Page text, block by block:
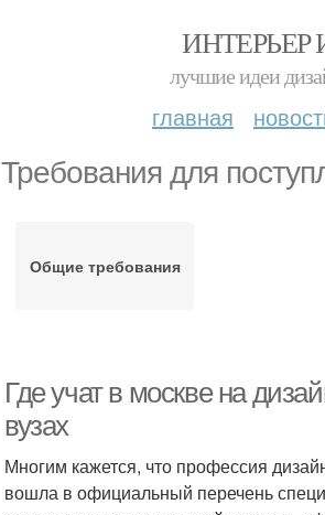
ИНТЕРЬЕР
лучшие идеи
главная
Требования для
Общие требования
Где учат в москве на
вузах
Многим кажется, что профессия
вошла в официальный перечень